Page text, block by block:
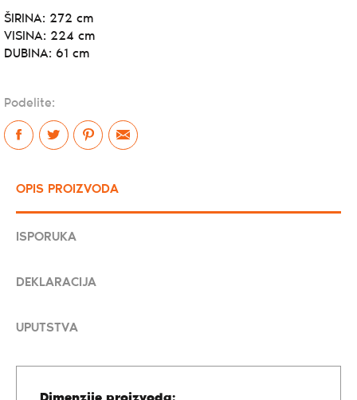
ŠIRINA: 272 cm
VISINA: 224 cm
DUBINA: 61 cm
Podelite:
OPIS PROIZVODA
ISPORUKA
DEKLARACIJA
UPUTSTVA